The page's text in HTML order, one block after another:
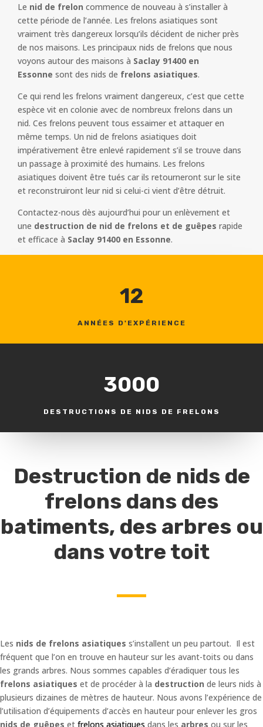
Le nid de frelon commence de nouveau à s’installer à
cette période de l’année. Les frelons asiatiques sont
vraiment très dangereux lorsqu’ils décident de nicher près
de nos maisons. Les principaux nids de frelons que nous
voyons autour des maisons à Saclay 91400 en
Essonne sont des nids de frelons asiatiques.
Ce qui rend les frelons vraiment dangereux, c’est que cette
espèce vit en colonie avec de nombreux frelons dans un
nid. Ces frelons peuvent tous essaimer et attaquer en
même temps. Un nid de frelons asiatiques doit
impérativement être enlevé rapidement s’il se trouve dans
un passage à proximité des humains. Les frelons
asiatiques doivent être tués car ils retourneront sur le site
et reconstruiront leur nid si celui-ci vient d’être détruit.
Contactez-nous dès aujourd’hui pour un enlèvement et
une destruction de nid de frelons et de guêpes rapide
et efficace à Saclay 91400 en Essonne.
12
ANNÉES D'EXPÉRIENCE
3000
DESTRUCTIONS DE NIDS DE FRELONS
Destruction de nids de
frelons dans des
batiments, des arbres ou
dans votre toit
Les nids de frelons asiatiques s’installent un peu partout. Il est
fréquent que l’on en trouve en hauteur sur les avant-toits ou dans
les grands arbres. Nous sommes capables d’éradiquer tous les
frelons asiatiques et de procéder à la destruction de leurs nids à
plusieurs dizaines de mètres de hauteur. Nous avons l’expérience de
l’utilisation d’équipements d’accès en hauteur pour enlever les gros
nids de guêpes et frelons asiatiques dans les arbres ou sur les